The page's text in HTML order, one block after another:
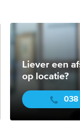
Liever een
op locatie?
038